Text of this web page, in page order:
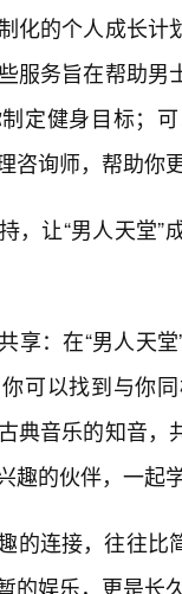
化的个人成长
服务旨在帮助
定健身目标；
咨询师，帮助你
，让“男人天堂
享：在“男人天
可以找到与你
典音乐的知音
趣的伙伴，一起
的连接，往往比
的娱乐，更是长